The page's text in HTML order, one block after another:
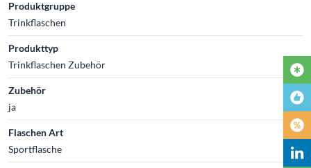
Produktgruppe
Trinkflaschen
Produkttyp
Trinkflaschen Zubehör
Zubehör
ja
Flaschen Art
Sportflasche